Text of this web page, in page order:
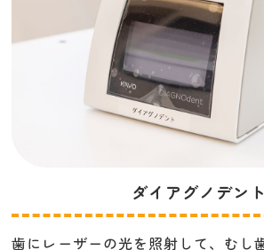
ダイアグノデント
歯にレーザーの光を照射して、むし